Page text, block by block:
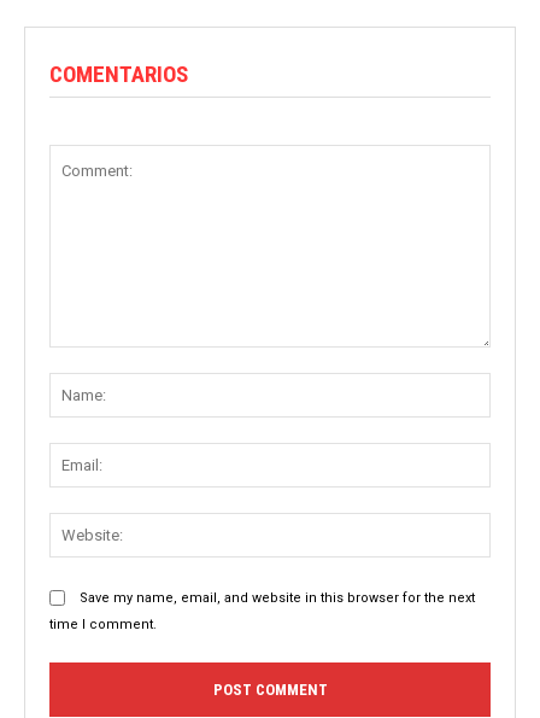
COMENTARIOS
Save my name, email, and website in this browser for the next
time I comment.